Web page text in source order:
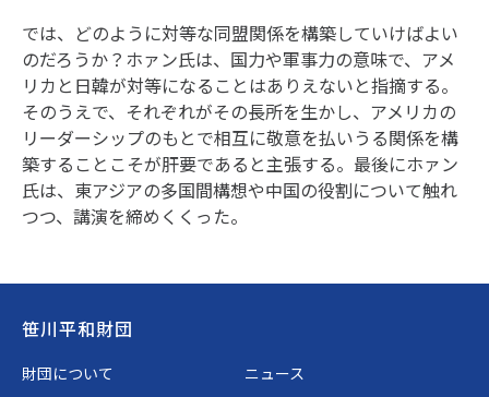
では、どのように対等な同盟関係を構築していけばよい
のだろうか？ホァン氏は、国力や軍事力の意味で、アメ
リカと日韓が対等になることはありえないと指摘する。
そのうえで、それぞれがその長所を生かし、アメリカの
リーダーシップのもとで相互に敬意を払いうる関係を構
築することこそが肝要であると主張する。最後にホァン
氏は、東アジアの多国間構想や中国の役割について触れ
つつ、講演を締めくくった。
Footer
笹川平和財団
財団について
ニュース